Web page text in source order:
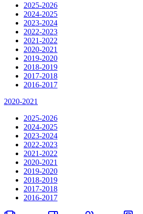
2025-2026
2024-2025
2023-2024
2022-2023
2021-2022
2020-2021
2019-2020
2018-2019
2017-2018
2016-2017
2020-2021
2025-2026
2024-2025
2023-2024
2022-2023
2021-2022
2020-2021
2019-2020
2018-2019
2017-2018
2016-2017